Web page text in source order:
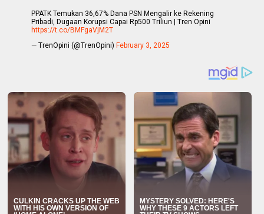
PPATK Temukan 36,67% Dana PSN Mengalir ke Rekening
Pribadi, Dugaan Korupsi Capai Rp500 Triliun | Tren Opini
https://t.co/BMFgaVjM2T
— TrenOpini (@TrenOpini)February 3, 2025